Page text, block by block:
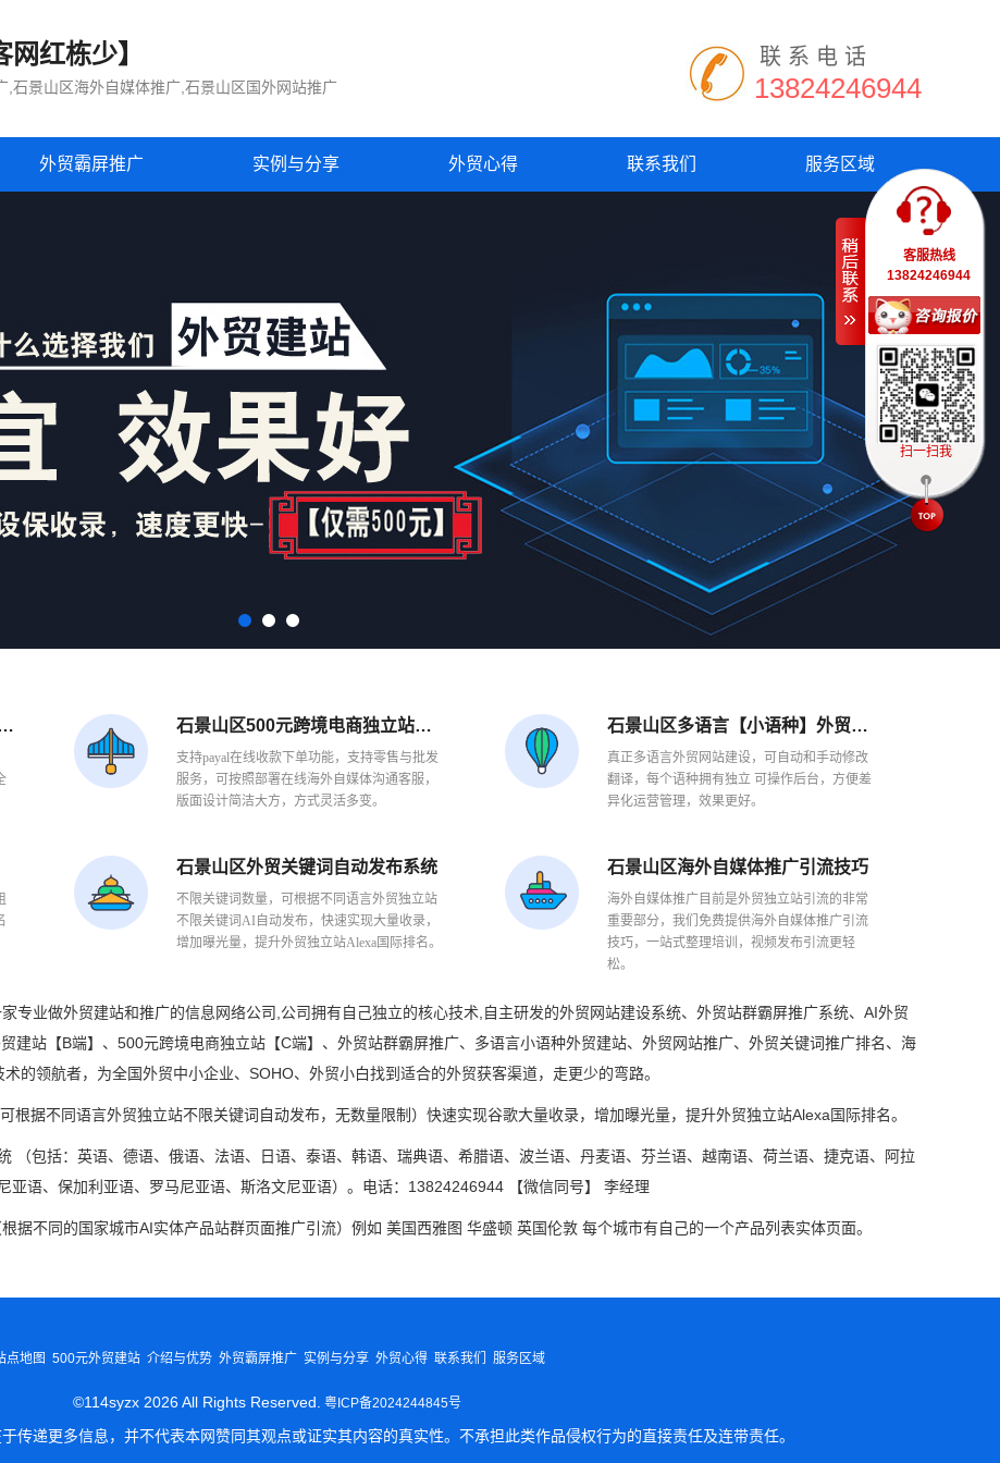
红栋少】
石景山区海外自媒体推广,石景山区国外网站推广
联系电话
13824246944
外贸霸屏推广 实例与分享 外贸心得 联系我们 服务区域
1 2 3
元外贸网站建设【B端】 石景山区500元跨境电商独立站【C端】
支持payal在线收款下单功能，支持零售与批发
服务，可按照部署在线海外自媒体沟通客服，
版面设计简洁大方，方式灵活多变。
石景山区多语言【小语种】外贸建站
真正多语言外贸网站建设，可自动和手动修改
翻译，每个语种拥有独立 可操作后台，方便差
异化运营管理，效果更好。
石景山区外贸关键词自动发布系统
不限关键词数量，可根据不同语言外贸独立站
不限关键词AI自动发布，快速实现大量收录，
增加曝光量，提升外贸独立站Alexa国际排名。
石景山区海外自媒体推广引流技巧
海外自媒体推广目前是外贸独立站引流的非常
重要部分，我们免费提供海外自媒体推广引流
技巧，一站式整理培训，视频发布引流更轻
松。
专业做外贸建站和推广的信息网络公司,公司拥有自己独立的核心技术,自主研发的外贸网站建设系统、外贸站群霸屏推广系统、AI外贸
建站【B端】、500元跨境电商独立站【C端】、外贸站群霸屏推广、多语言小语种外贸建站、外贸网站推广、外贸关键词推广排名、海
的领航者，为全国外贸中小企业、SOHO、外贸小白找到适合的外贸获客渠道，走更少的弯路。
根据不同语言外贸独立站不限关键词自动发布，无数量限制）快速实现谷歌大量收录，增加曝光量，提升外贸独立站Alexa国际排名。
（包括：英语、德语、俄语、法语、日语、泰语、韩语、瑞典语、希腊语、波兰语、丹麦语、芬兰语、越南语、荷兰语、捷克语、阿拉
亚语、保加利亚语、罗马尼亚语、斯洛文尼亚语）。电话：13824246944 【微信同号】 李经理
据不同的国家城市AI实体产品站群页面推广引流）例如 美国西雅图 华盛顿 英国伦敦 每个城市有自己的一个产品列表实体页面。
点地图 500元外贸建站 介绍与优势 外贸霸屏推广 实例与分享 外贸心得 联系我们 服务区域
©114syzx 2026 All Rights Reserved. 粤ICP备2024244845号
传递更多信息，并不代表本网赞同其观点或证实其内容的真实性。不承担此类作品侵权行为的直接责任及连带责任。
客服热线
13824246944
扫一扫我